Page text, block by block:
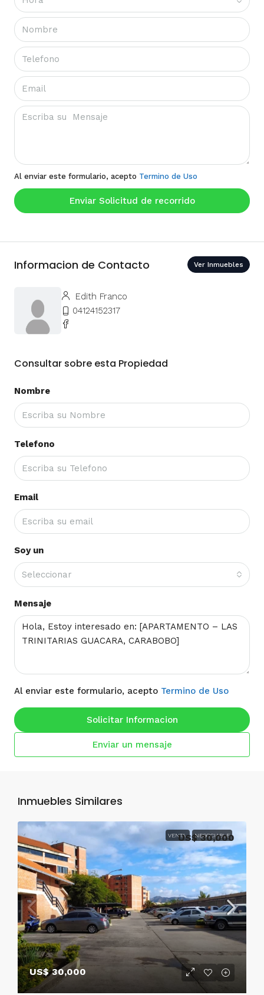
Al enviar este formulario, acepto Termino de Uso
Enviar Solicitud de recorrido
Informacion de Contacto Ver Inmuebles
Edith Franco
04124152317
Consultar sobre esta Propiedad
Nombre
Telefono
Email
Soy un
Seleccionar
Mensaje
Al enviar este formulario, acepto Termino de Uso
Solicitar Informacion
Enviar un mensaje
Inmuebles Similares
VENTA NEGOCIABLE
US$ 30,000
US$ 30,000